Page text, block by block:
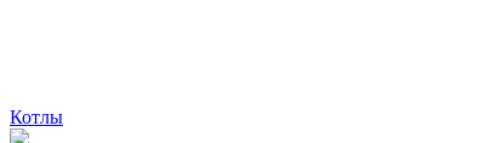
Котлы